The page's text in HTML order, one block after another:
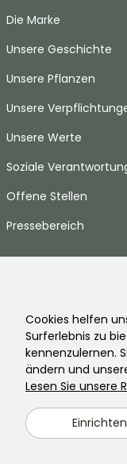
Cookies helfen
Surferlebnis zu
kennenzulernen.
ändern und
Lesen Sie unsere
Einrichten
Die Marke
Unsere Geschichte
Unsere Pflanzen
Unsere
Unsere Werte
Soziale
Offene Stellen
Pressebereich
Häufig gestellte Fragen
Kontaktieren Sie uns
SPRACHE